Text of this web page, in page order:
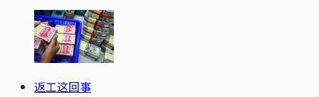
返工这回事